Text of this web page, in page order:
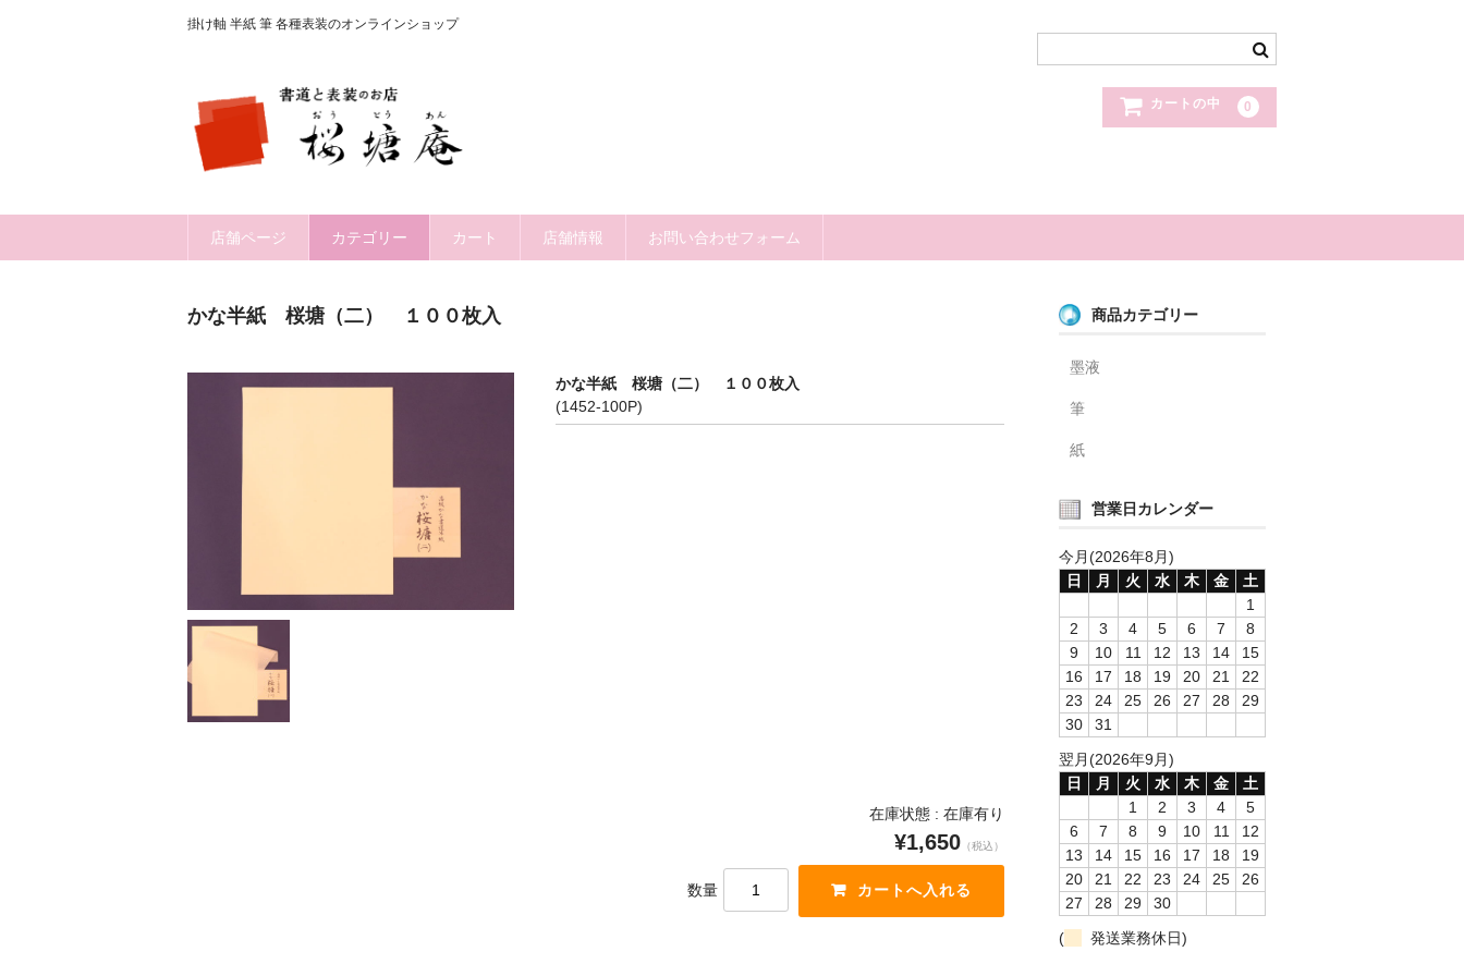
掛け軸 半紙 筆 各種表装のオンラインショップ
カートの中 0
店舗ページ カテゴリー カート 店舗情報 お問い合わせフォーム
かな半紙 桜塘（二） １００枚入
かな半紙 桜塘（二） １００枚入
(1452-100P)
在庫状態 : 在庫有り
¥1,650 （税込）
数量
商品カテゴリー
墨液
筆
紙
営業日カレンダー
今月(2026年8月)
日
月 火 水 木 金
土
1
2
3 4 5 6 7
8
9
10 11 12 13 14
15
16
17 18 19 20 21
22
23
24 25 26 27 28
29
30
31
翌月(2026年9月)
日
月 火 水 木 金
土
1
2 3 4
5
6
7 8 9 10 11
12
13
14 15 16 17 18
19
20
21 22 23 24 25
26
27
28 29
30
(
発送業務休日)